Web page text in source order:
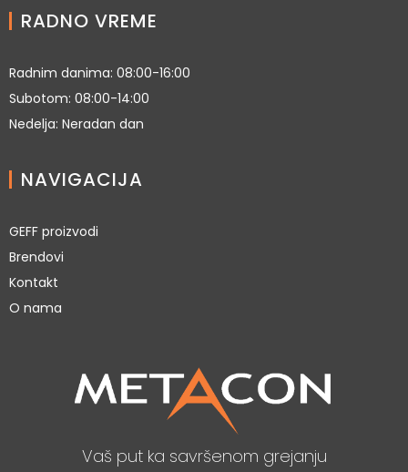
RADNO VREME
Radnim danima: 08:00-16:00
Subotom: 08:00-14:00
Nedelja: Neradan dan
NAVIGACIJA
GEFF proizvodi
Brendovi
Kontakt
O nama
Vaš put ka savršenom grejanju